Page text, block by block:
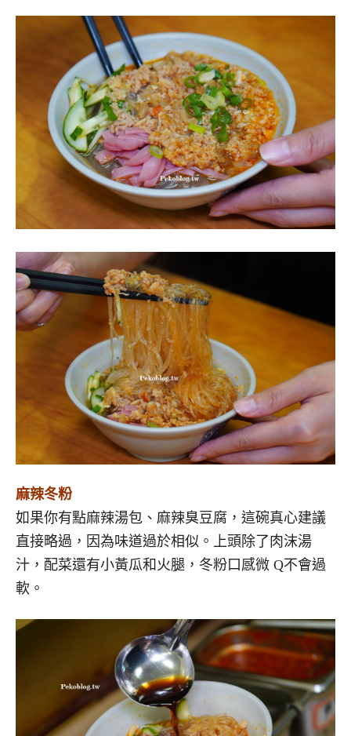
麻辣冬粉
如果你有點麻辣湯包、麻辣臭豆腐，這碗真心建議
直接略過，因為味道過於相似。上頭除了肉沫湯
汁，配菜還有小黃瓜和火腿，冬粉口感微 Q不會過
軟。